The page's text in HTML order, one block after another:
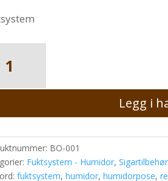
Legg i
BO-001
Fuktsystem - Humidor, Sigartilbehør
fuktsystem, humidor, humidorpose,